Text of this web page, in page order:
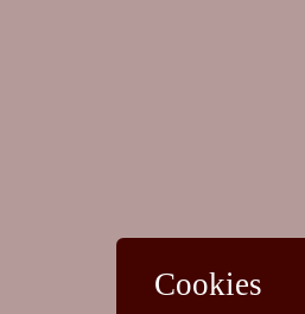
Cookies